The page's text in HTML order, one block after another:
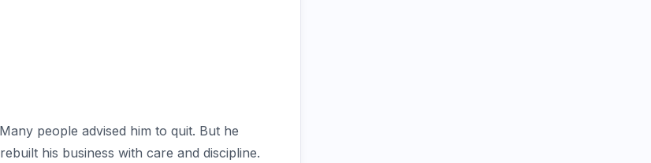
people advised him to quit. But he
his business with care and discipline.